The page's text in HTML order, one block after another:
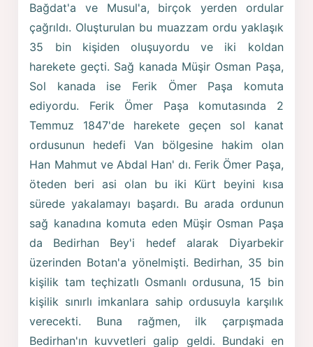
Bağdat'a ve Musul'a, birçok yerden ordular
çağrıldı. Oluşturulan bu muazzam ordu yaklaşık
35 bin kişiden oluşuyordu ve iki koldan
harekete geçti. Sağ kanada Müşir Osman Paşa,
Sol kanada ise Ferik Ömer Paşa komuta
ediyordu. Ferik Ömer Paşa komutasında 2
Temmuz 1847'de harekete geçen sol kanat
ordusunun hedefi Van bölgesine hakim olan
Han Mahmut ve Abdal Han' dı. Ferik Ömer Paşa,
öteden beri asi olan bu iki Kürt beyini kısa
sürede yakalamayı başardı. Bu arada ordunun
sağ kanadına komuta eden Müşir Osman Paşa
da Bedirhan Bey'i hedef alarak Diyarbekir
üzerinden Botan'a yönelmişti. Bedirhan, 35 bin
kişilik tam teçhizatlı Osmanlı ordusuna, 15 bin
kişilik sınırlı imkanlara sahip ordusuyla karşılık
verecekti. Buna rağmen, ilk çarpışmada
Bedirhan'ın kuvvetleri galip geldi. Bundaki en